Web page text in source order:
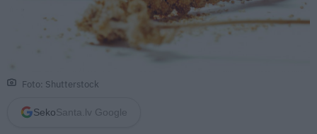
Foto: Shutterstock
Seko Santa.lv Google